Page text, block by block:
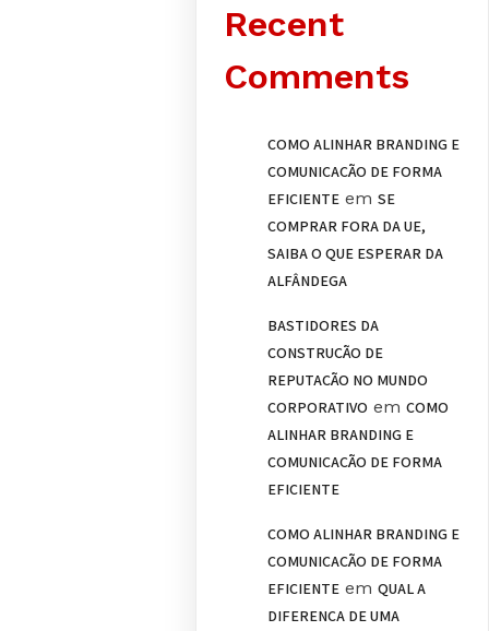
Recent
Comments
COMO ALINHAR BRANDING E
COMUNICAÇÃO DE FORMA
EFICIENTE emSE
COMPRAR FORA DA UE,
SAIBA O QUE ESPERAR DA
ALFÂNDEGA
BASTIDORES DA
CONSTRUÇÃO DE
REPUTAÇÃO NO MUNDO
CORPORATIVO emCOMO
ALINHAR BRANDING E
COMUNICAÇÃO DE FORMA
EFICIENTE
COMO ALINHAR BRANDING E
COMUNICAÇÃO DE FORMA
EFICIENTE emQUAL A
DIFERENÇA DE UMA